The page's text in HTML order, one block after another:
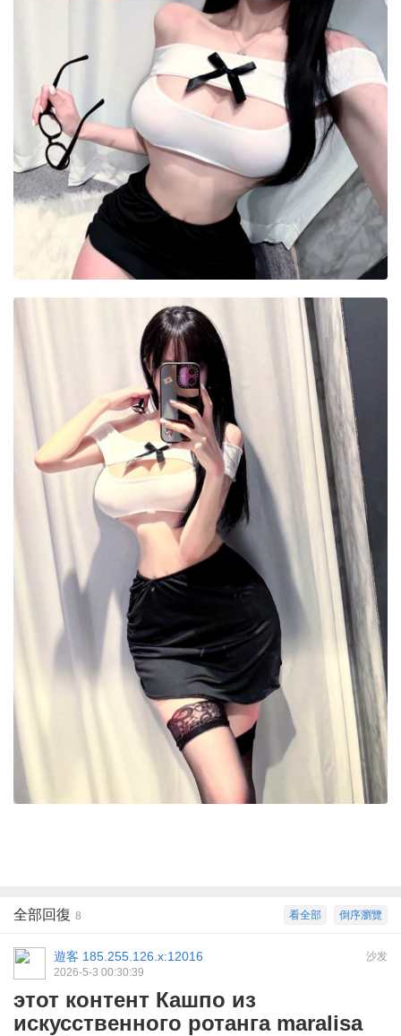
倒序瀏覽
看全部
全部回復 8
沙发
遊客 185.255.126.x:12016
2026-5-3 00:30:39
этот контент Кашпо из
искусственного ротанга maralisa